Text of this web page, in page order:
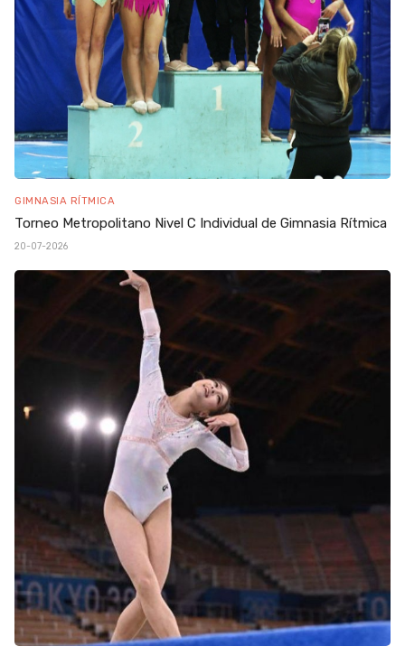
GIMNASIA RÍTMICA
Torneo Metropolitano Nivel C Individual de Gimnasia Rítmica
20-07-2026